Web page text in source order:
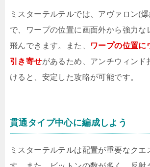
ミスターテルテルでは、アヴァロン(
で、ワープの位置に画面外から強力な
飛んできます。また、
ワープの位置に
引き寄せがあるため、アンチウィンド
けると、安定した攻略が可能です。
貫通タイプ中心に編成しよう
ミスターテルテルは配置が重要なクエ